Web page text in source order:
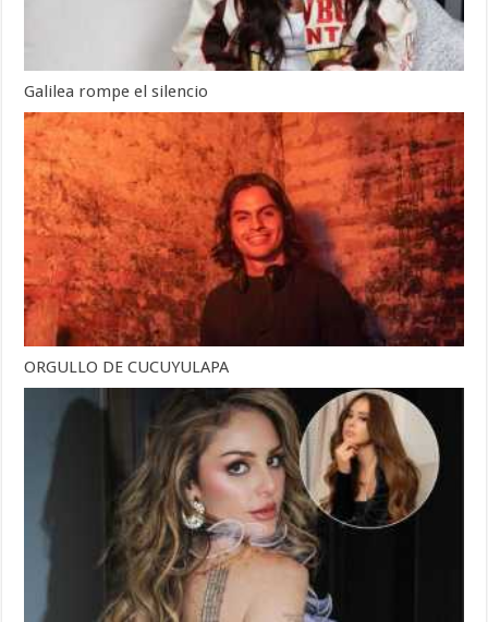
Galilea rompe el silencio
ORGULLO DE CUCUYULAPA